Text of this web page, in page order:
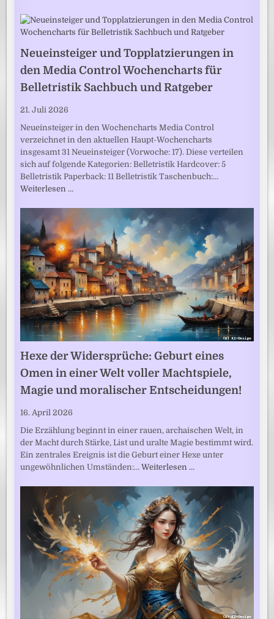
Neueinsteiger und Topplatzierungen in
den Media Control Wochencharts für
Belletristik Sachbuch und Ratgeber
21. Juli 2026
Neueinsteiger in den Wochencharts Media Control
verzeichnet in den aktuellen Haupt-Wochencharts
insgesamt 31 Neueinsteiger (Vorwoche: 17). Diese verteilen
sich auf folgende Kategorien: Belletristik Hardcover: 5
Belletristik Paperback: 11 Belletristik Taschenbuch:…
Weiterlesen …
Hexe der Widersprüche: Geburt eines
Omen in einer Welt voller Machtspiele,
Magie und moralischer Entscheidungen!
16. April 2026
Die Erzählung beginnt in einer rauen, archaischen Welt, in
der Macht durch Stärke, List und uralte Magie bestimmt wird.
Ein zentrales Ereignis ist die Geburt einer Hexe unter
ungewöhnlichen Umständen:…Weiterlesen …